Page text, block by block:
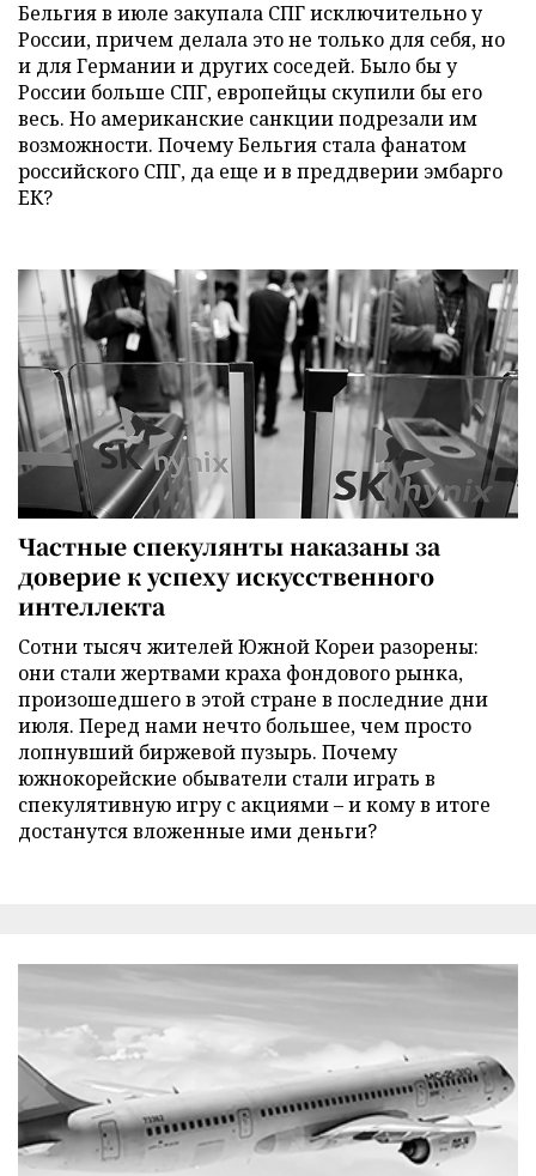
Бельгия в июле закупала СПГ исключительно у
России, причем делала это не только для себя, но
и для Германии и других соседей. Было бы у
России больше СПГ, европейцы скупили бы его
весь. Но американские санкции подрезали им
возможности. Почему Бельгия стала фанатом
российского СПГ, да еще и в преддверии эмбарго
ЕК?
Частные спекулянты наказаны за
доверие к успеху искусственного
интеллекта
Сотни тысяч жителей Южной Кореи разорены:
они стали жертвами краха фондового рынка,
произошедшего в этой стране в последние дни
июля. Перед нами нечто большее, чем просто
лопнувший биржевой пузырь. Почему
южнокорейские обыватели стали играть в
спекулятивную игру с акциями – и кому в итоге
достанутся вложенные ими деньги?